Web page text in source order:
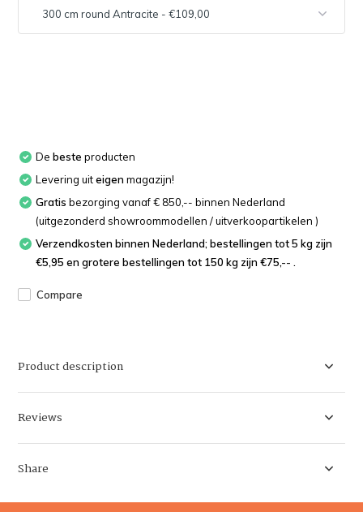
Debeste producten
Levering uiteigen magazijn!
Gratis bezorging vanaf € 850,-- binnen Nederland
(uitgezonderd showroommodellen / uitverkoopartikelen )
Verzendkosten binnen Nederland; bestellingen tot 5 kg zijn
€5,95 en grotere bestellingen tot 150 kg zijn €75,-- .
Compare
Product description
Reviews
Share